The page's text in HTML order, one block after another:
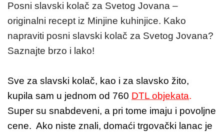
c
e
b
o
o
k
er
e
st
er at
s
A
p
p
ss
e
n
er
ar
e
Posni slavski kolač za Svetog Jovana –
originalni recept iz Minjine kuhinjice. Kako
napraviti posni slavski kolač za Svetog Jovana?
Saznajte brzo i lako!
Sve za slavski kolač, kao i za slavsko žito,
kupila sam u jednom od 760 DTL objekata.
Super su snabdeveni, a pri tome imaju i povoljne
cene. Ako niste znali, domaći trgovački lanac je